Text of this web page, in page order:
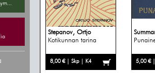
Stepanov, Ortjo
Kotikunnan tarina
8,00 € | Skp | K4 5,00 €